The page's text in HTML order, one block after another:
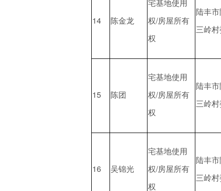
14 陈金龙
宅基地使用
权/房屋所有
权
陆丰
三岭
15 陈团
宅基地使用
权/房屋所有
权
陆丰
三岭
16 吴锦光
宅基地使用
权/房屋所有
权
陆丰
三岭